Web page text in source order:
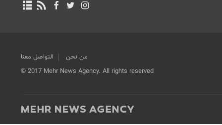
من نحن
التواصل معنا
© 2017 Mehr News Agency. All rights reserved